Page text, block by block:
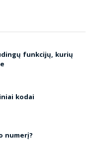
funkcijų, kurių
kodai
numerį?